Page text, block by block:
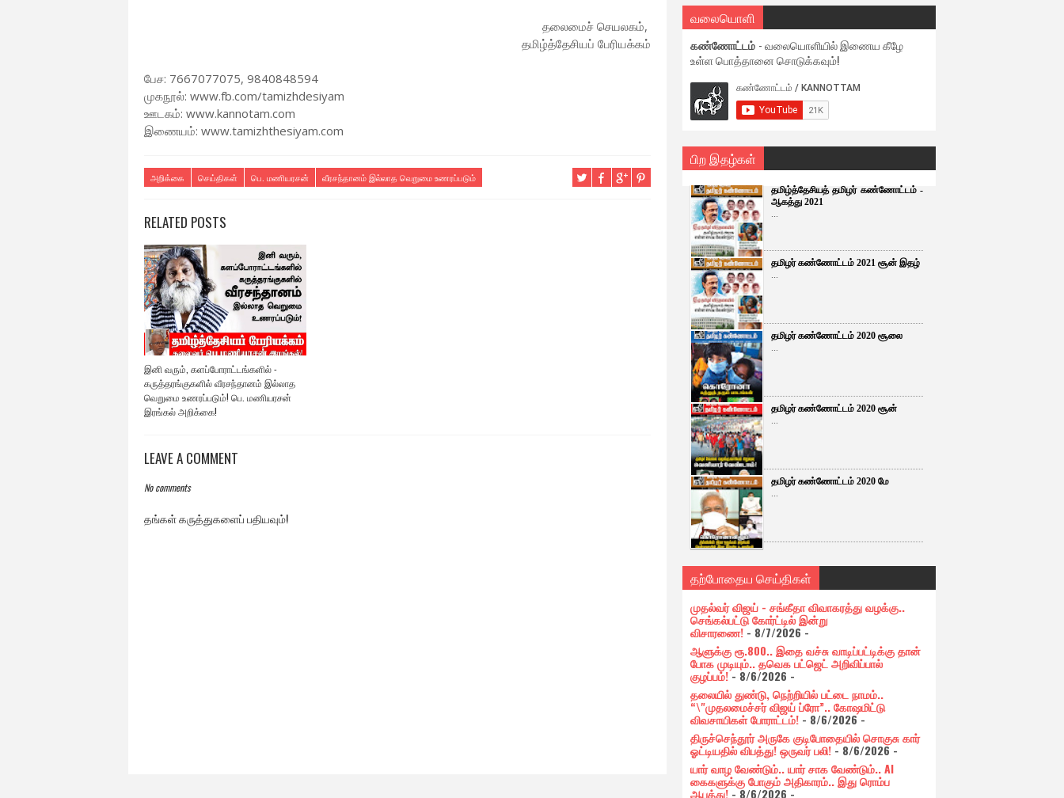
தலைமைச் செயலகம்,
தமிழ்த்தேசியப் பேரியக்கம்
பேச: 7667077075, 9840848594
முகநூல்: www.fb.com/tamizhdesiyam
ஊடகம்: www.kannotam.com
இணையம்: www.tamizhthesiyam.com
அறிக்கை செய்திகள் பெ. மணியரசன் வீரசந்தானம் இல்லாத வெறுமை உணரப்படும்
RELATED POSTS
இனி வரும், களப்போராட்டங்களில் -
கருத்தரங்குகளில் வீரசந்தானம் இல்லாத
வெறுமை உணரப்படும்! பெ. மணியரசன்
இரங்கல் அறிக்கை!
LEAVE A COMMENT
No comments
தங்கள் கருத்துகளைப் பதியவும்!
வலையொளி
கண்ணோட்டம் - வலையொளியில் இணைய கீழே
உள்ள பொத்தானை சொடுக்கவும்!
பிற இதழ்கள்
தமிழ்த்தேசியத் தமிழர் கண்ணோட்டம் -
ஆகத்து 2021
...
தமிழர் கண்ணோட்டம் 2021 சூன் இதழ்
...
தமிழர் கண்ணோட்டம் 2020 சூலை
...
தமிழர் கண்ணோட்டம் 2020 சூன்
...
தமிழர் கண்ணோட்டம் 2020 மே
...
தற்போதைய செய்திகள்
முதல்வர் விஜய் - சங்கீதா விவாகரத்து வழக்கு..
செங்கல்பட்டு கோர்ட்டில் இன்று
விசாரணை!- 8/7/2026-
ஆளுக்கு ரூ.800.. இதை வச்சு வாடிப்பட்டிக்கு தான்
போக முடியும்.. தவெக பட்ஜெட் அறிவிப்பால்
குழப்பம்!- 8/6/2026 -
தலையில் துண்டு, நெற்றியில் பட்டை நாமம்..
“\"முதலமைச்சர் விஜய் ப்ரோ”.. கோஷமிட்டு
விவசாயிகள் போராட்டம்! - 8/6/2026-
திருச்செந்தூர் அருகே குடிபோதையில் சொகுசு கார்
ஓட்டியதில் விபத்து! ஒருவர் பலி! - 8/6/2026-
யார் வாழ வேண்டும்.. யார் சாக வேண்டும்.. AI
கைகளுக்கு போகும் அதிகாரம்.. இது ரொம்ப
ஆபத்து! - 8/6/2026 -